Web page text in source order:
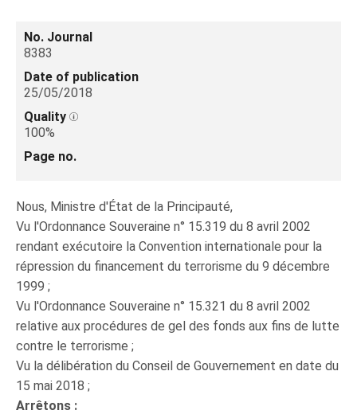
No. Journal
8383
Date of publication
25/05/2018
Quality
100%
Page no.
Nous, Ministre d'État de la Principauté,
Vu l'Ordonnance Souveraine n° 15.319 du 8 avril 2002
rendant exécutoire la Convention internationale pour la
répression du financement du terrorisme du 9 décembre
1999 ;
Vu l'Ordonnance Souveraine n° 15.321 du 8 avril 2002
relative aux procédures de gel des fonds aux fins de lutte
contre le terrorisme ;
Vu la délibération du Conseil de Gouvernement en date du
15 mai 2018 ;
Arrêtons :